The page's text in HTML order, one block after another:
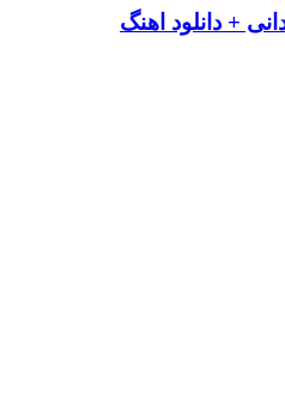
+ دانلود اهنگ